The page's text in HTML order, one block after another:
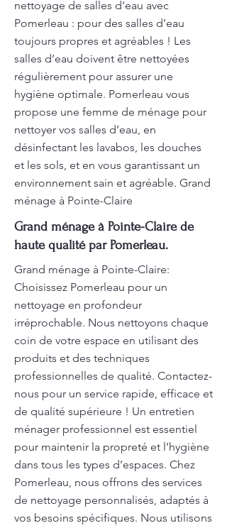
nettoyage de salles d’eau avec
Pomerleau : pour des salles d’eau
toujours propres et agréables ! Les
salles d’eau doivent être nettoyées
régulièrement pour assurer une
hygiène optimale. Pomerleau vous
propose une femme de ménage pour
nettoyer vos salles d’eau, en
désinfectant les lavabos, les douches
et les sols, et en vous garantissant un
environnement sain et agréable. Grand
ménage à Pointe-Claire
Grand ménage à Pointe-Claire de
haute qualité par Pomerleau.
Grand ménage à Pointe-Claire:
Choisissez Pomerleau pour un
nettoyage en profondeur
irréprochable. Nous nettoyons chaque
coin de votre espace en utilisant des
produits et des techniques
professionnelles de qualité. Contactez-
nous pour un service rapide, efficace et
de qualité supérieure ! Un entretien
ménager professionnel est essentiel
pour maintenir la propreté et l’hygiène
dans tous les types d’espaces. Chez
Pomerleau, nous offrons des services
de nettoyage personnalisés, adaptés à
vos besoins spécifiques. Nous utilisons